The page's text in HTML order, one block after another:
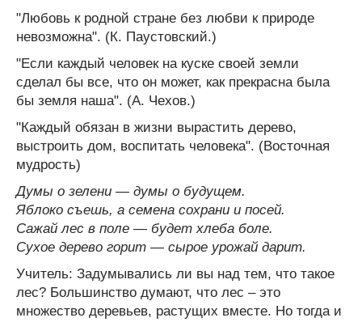
"Любовь к родной стране без любви к природе
невозможна". (К. Паустовский.)
"Если каждый человек на куске своей земли
сделал бы все, что он может, как прекрасна была
бы земля наша". (А. Чехов.)
"Каждый обязан в жизни вырастить дерево,
выстроить дом, воспитать человека". (Восточная
мудрость)
Думы о зелени — думы о будущем.
Яблоко съешь, а семена сохрани и посей.
Сажай лес в поле — будет хлеба боле.
Сухое дерево горит — сырое урожай дарит.
Учитель: Задумывались ли вы над тем, что такое
лес? Большинство думают, что лес – это
множество деревьев, растущих вместе. Но тогда и